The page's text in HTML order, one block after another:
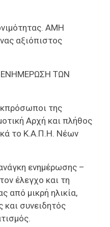
ΑΜΗ
αξιόπιστος
ΤΩΝ
της
Αρχή και πλήθος
το Κ.Α.Π.Η. Νέων
ενημέρωσης –
έλεγχο και τη
από μικρή ηλικία,
και συνειδητός